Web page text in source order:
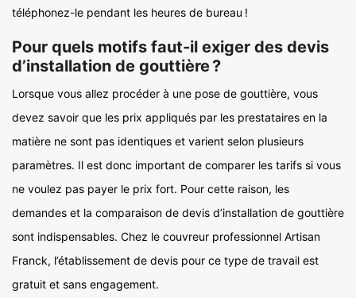
téléphonez-le pendant les heures de bureau !
Pour quels motifs faut-il exiger des devis
d’installation de gouttière ?
Lorsque vous allez procéder à une pose de gouttière, vous
devez savoir que les prix appliqués par les prestataires en la
matière ne sont pas identiques et varient selon plusieurs
paramètres. Il est donc important de comparer les tarifs si vous
ne voulez pas payer le prix fort. Pour cette raison, les
demandes et la comparaison de devis d’installation de gouttière
sont indispensables. Chez le couvreur professionnel Artisan
Franck, l’établissement de devis pour ce type de travail est
gratuit et sans engagement.